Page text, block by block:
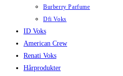
Burberry Parfume
Dfi Voks
ID Voks
American Crew
Renati Voks
Hårprodukter